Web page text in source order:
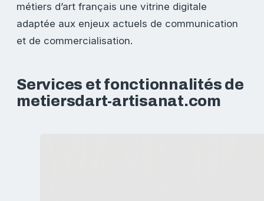
métiers d’art français une vitrine digitale
adaptée aux enjeux actuels de communication
et de commercialisation.
Services et fonctionnalités de
metiersdart-artisanat.com